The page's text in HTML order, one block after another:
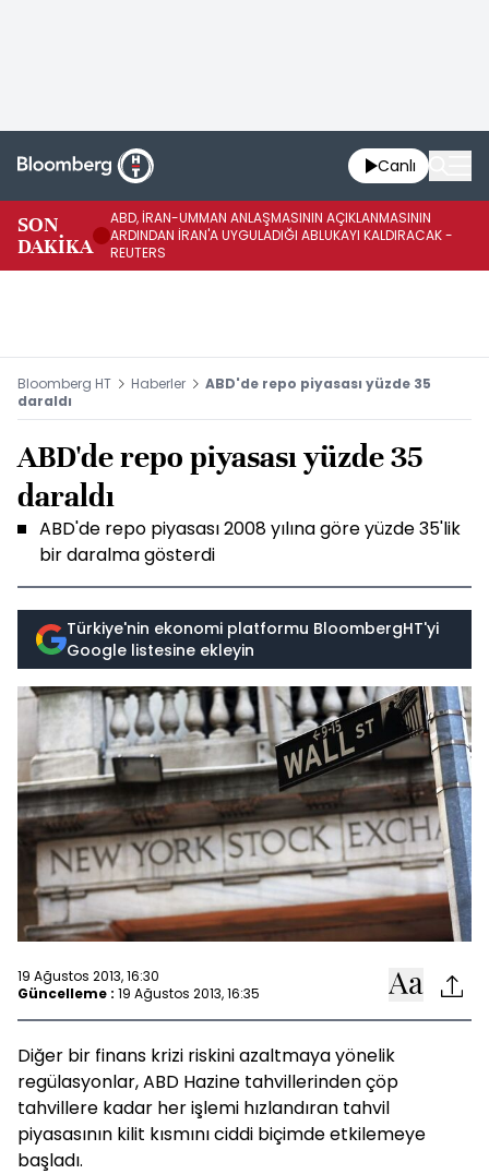
Canlı
SON
DAKİKA
ABD, İRAN-UMMAN ANLAŞMASININ AÇIKLANMASININ
ARDINDAN İRAN'A UYGULADIĞI ABLUKAYI KALDIRACAK -
REUTERS
Bloomberg HT Haberler
ABD'de repo piyasası yüzde 35
daraldı
ABD'de repo piyasası yüzde 35
daraldı
ABD'de repo piyasası 2008 yılına göre yüzde 35'lik
bir daralma gösterdi
Türkiye'nin ekonomi platformu BloombergHT'yi
Google listesine ekleyin
19 Ağustos 2013, 16:30
Güncelleme : 19 Ağustos 2013, 16:35
Diğer bir finans krizi riskini azaltmaya yönelik
regülasyonlar, ABD Hazine tahvillerinden çöp
tahvillere kadar her işlemi hızlandıran tahvil
piyasasının kilit kısmını ciddi biçimde etkilemeye
başladı.